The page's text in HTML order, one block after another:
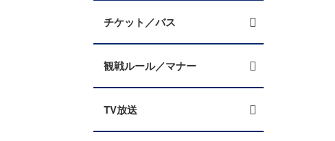
チケット／バス
観戦ルール／マナー
TV放送